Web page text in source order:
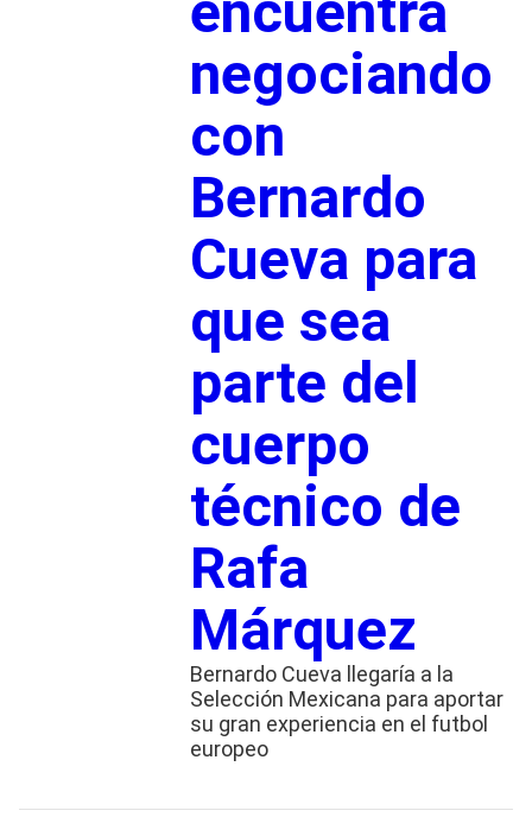
negociando
con
Bernardo
Cueva para
que sea
parte del
cuerpo
técnico de
Rafa
Márquez
Bernardo Cueva llegaría a la
Selección Mexicana para aportar
su gran experiencia en el futbol
europeo